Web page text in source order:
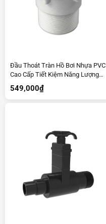
Đầu Thoát Tràn Hồ Bơi Nhựa PVC
Cao Cấp Tiết Kiệm Năng Lượng
EM2827A
549,000₫